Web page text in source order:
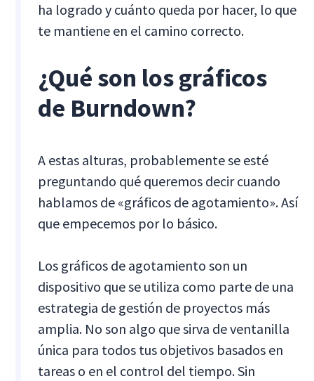
ha logrado y cuánto queda por hacer, lo que
te mantiene en el camino correcto.
¿Qué son los gráficos
de Burndown?
A estas alturas, probablemente se esté
preguntando qué queremos decir cuando
hablamos de «gráficos de agotamiento». Así
que empecemos por lo básico.
Los gráficos de agotamiento son un
dispositivo que se utiliza como parte de una
estrategia de gestión de proyectos más
amplia. No son algo que sirva de ventanilla
única para todos tus objetivos basados en
tareas o en el control del tiempo. Sin